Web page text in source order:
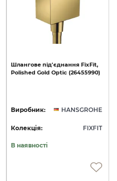
Шлангове під'єднання FixFit,
Polished Gold Optic (26455990)
Виробник: HANSGROHE
Колекція: FIXFIT
В наявності